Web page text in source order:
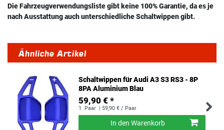
Die Fahrzeugverwendungsliste gibt keine 100% Garantie, da es je
nach Ausstattung auch unterschiedliche Schaltwippen gibt.
Ähnliche Artikel
Schaltwippen für Audi A3 S3 RS3 - 8P
8PA Aluminium Blau
59,90 € *
1 Paar | 59,90 € / Paar
In den Warenkorb